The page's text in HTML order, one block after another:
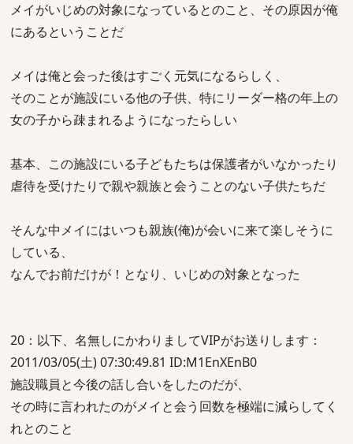
メイがいじめの対象になっているとのこと、その原因が俺
にあるということだ
メイは俺と会った後はすごく元気になるらしく、
そのことが施設にいる他の子供、特にリーダー格の年上の
女の子から疎まれるようになったらしい
基本、この施設にいる子どもたちは保護者がいなかったり
虐待を受けたりで親や親族と会うことのない子供たちだ
そんな中メイにはいつも親族(俺)が会いに来て楽しそうに
している、
なんでお前だけが！となり、いじめの対象となった
20：以下、名無しにかわりましてVIPがお送りします：
2011/03/05(土) 07:30:49.81 ID:M1EnXEnB0
施設職員と今後の話し合いをしたのだが、
その時に言われたのがメイと会う回数を極端に減らしてく
れとのこと